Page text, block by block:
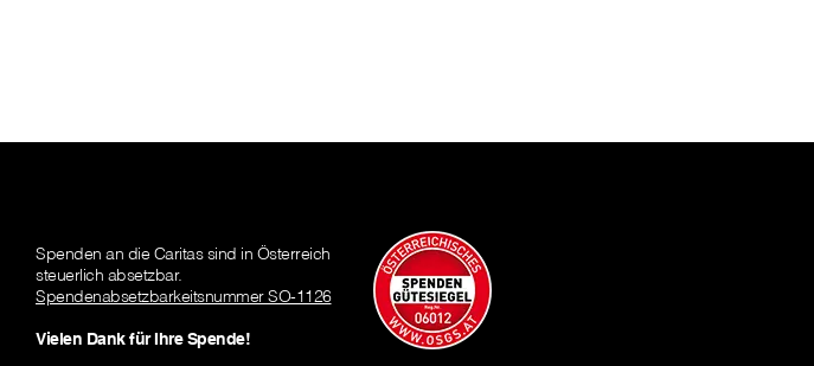
Spenden an die Caritas sind in Österreich
steuerlich absetzbar.
Spendenabsetzbarkeitsnummer SO-1126
Vielen Dank für Ihre Spende!